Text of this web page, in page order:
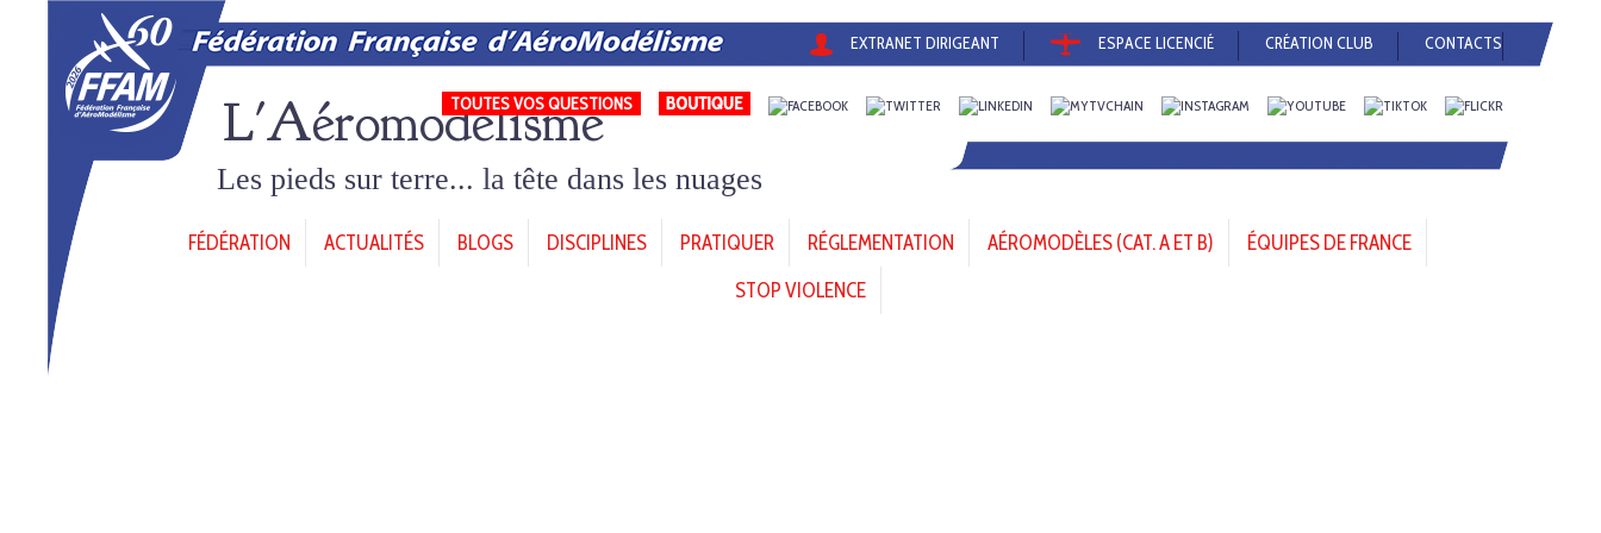
EXTRANET DIRIGEANT ESPACE LICENCIÉ CRÉATION CLUB CONTACTS
TOUTES VOS QUESTIONS
L'Aéromodélisme
Les pieds sur terre... la tête dans les nuages
FÉDÉRATION ACTUALITÉS BLOGS DISCIPLINES PRATIQUER RÉGLEMENTATION AÉROMODÈLES (CAT. A ET B)
ÉQUIPES DE FRANCE
STOP VIOLENCE